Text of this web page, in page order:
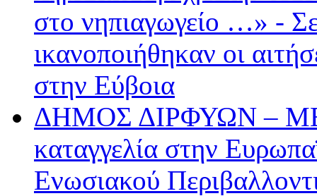
στο νηπιαγωγείο …» -
ικανοποιήθηκαν οι
στην Εύβοια
ΔΗΜΟΣ ΔΙΡΦΥΩΝ –
καταγγελία στην
Ενωσιακού